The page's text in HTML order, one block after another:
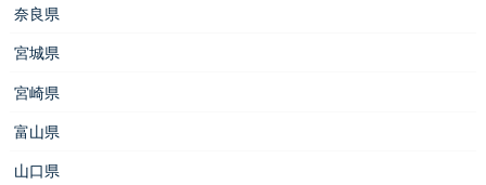
奈良県
宮城県
宮崎県
富山県
山口県